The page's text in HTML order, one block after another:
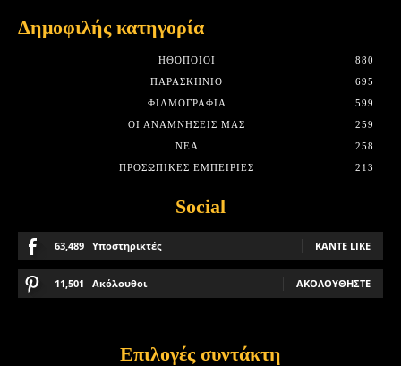
Δημοφιλής κατηγορία
HΘΟΠΟΙΟΊ
880
ΠΑΡΑΣΚΉΝΙΟ
695
ΦΙΛΜΟΓΡΑΦΊΑ
599
ΟΙ ΑΝΑΜΝΉΣΕΙΣ ΜΑΣ
259
ΝΈΑ
258
ΠΡΟΣΩΠΙΚΈΣ ΕΜΠΕΙΡΊΕΣ
213
Social
63,489 Υποστηρικτές ΚΆΝΤΕ LIKE
11,501 Ακόλουθοι ΑΚΟΛΟΥΘΉΣΤΕ
Επιλογές συντάκτη